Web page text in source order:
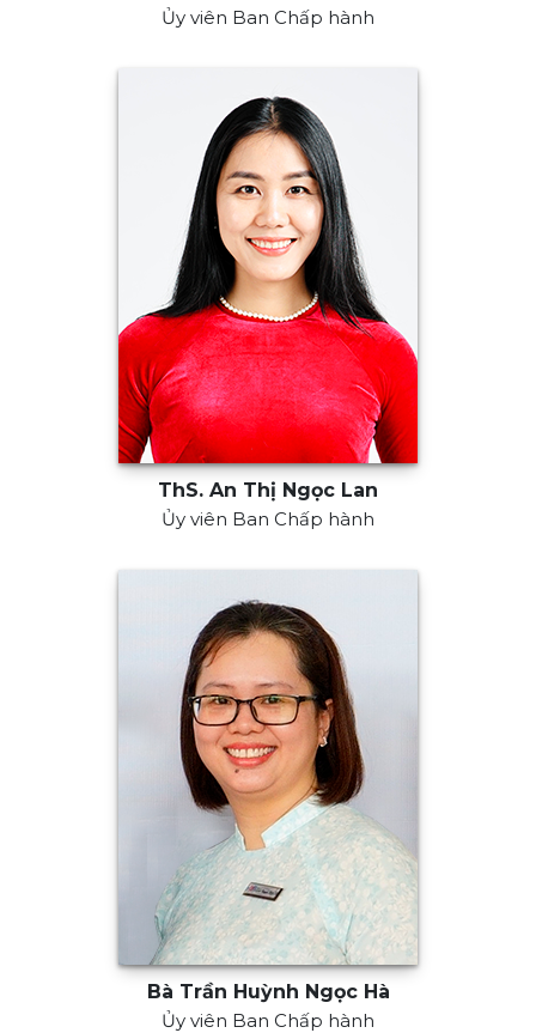
Ủy viên Ban Chấp hành
ThS. An Thị Ngọc Lan
Ủy viên Ban Chấp hành
Bà Trần Huỳnh Ngọc Hà
Ủy viên Ban Chấp hành